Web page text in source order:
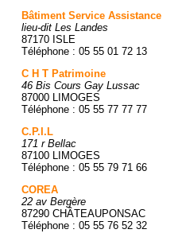
Bâtiment Service Assistance
lieu-dit Les Landes
87170 ISLE
Téléphone : 05 55 01 72 13
C H T Patrimoine
46 Bis Cours Gay Lussac
87000 LIMOGES
Téléphone : 05 55 77 77 77
C.P.I.L
171 r Bellac
87100 LIMOGES
Téléphone : 05 55 79 71 66
COREA
22 av Bergère
87290 CHÂTEAUPONSAC
Téléphone : 05 55 76 52 32